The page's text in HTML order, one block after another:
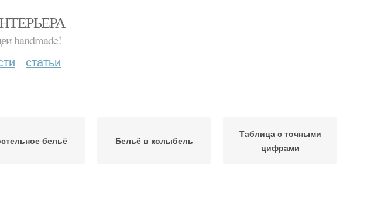
handmade!
статьи
бельё Бельё в колыбель
Таблица с точными
цифрами